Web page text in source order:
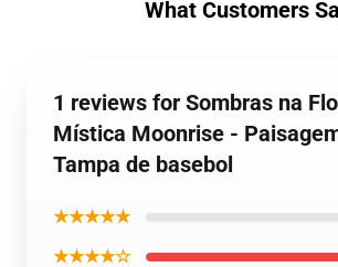
What Customers
1 reviews for Sombras na
Mística Moonrise -
Tampa de basebol
★★★★★
★★★★☆